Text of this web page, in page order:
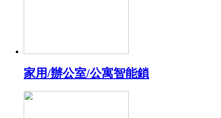
家用/辦公室/公寓智能鎖